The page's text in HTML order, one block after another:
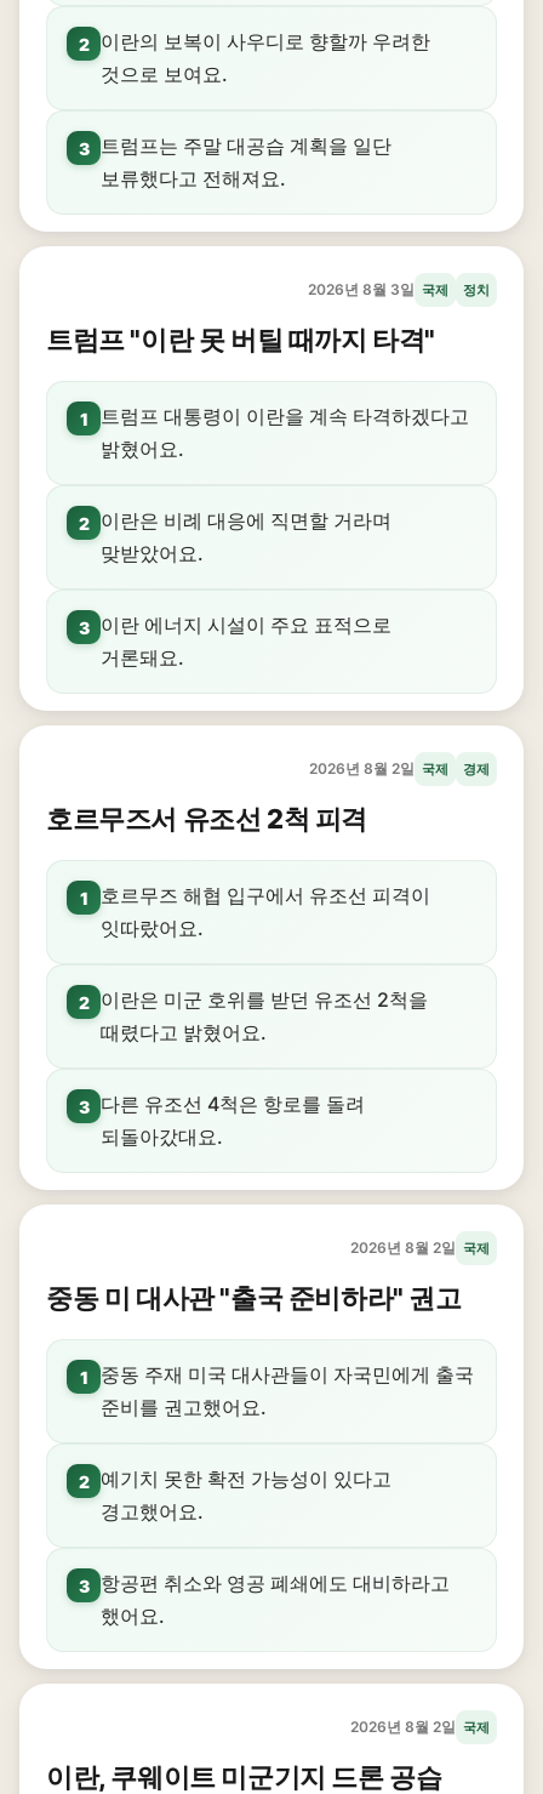
2
이란의 보복이 사우디로 향할까 우려한
것으로 보여요.
3
트럼프는 주말 대공습 계획을 일단
보류했다고 전해져요.
2026년 8월 3일 국제 정치
트럼프 "이란 못 버틸 때까지 타격"
1
트럼프 대통령이 이란을 계속 타격하겠다고
밝혔어요.
2
이란은 비례 대응에 직면할 거라며
맞받았어요.
3
이란 에너지 시설이 주요 표적으로
거론돼요.
2026년 8월 2일 국제 경제
호르무즈서 유조선 2척 피격
1
호르무즈 해협 입구에서 유조선 피격이
잇따랐어요.
2
이란은 미군 호위를 받던 유조선 2척을
때렸다고 밝혔어요.
3
다른 유조선 4척은 항로를 돌려
되돌아갔대요.
2026년 8월 2일 국제
중동 미 대사관 "출국 준비하라" 권고
1
중동 주재 미국 대사관들이 자국민에게 출국
준비를 권고했어요.
2
예기치 못한 확전 가능성이 있다고
경고했어요.
3
항공편 취소와 영공 폐쇄에도 대비하라고
했어요.
2026년 8월 2일 국제
이란, 쿠웨이트 미군기지 드론 공습